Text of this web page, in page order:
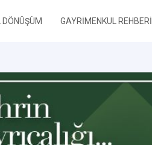
DÖNÜŞÜM GAYRİMENKUL REHBERİ